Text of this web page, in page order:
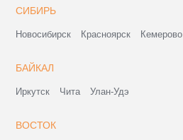
СИБИРЬ
Новосибирск Красноярск Кемерово
БАЙКАЛ
Иркутск Чита Улан-Удэ
ВОСТОК